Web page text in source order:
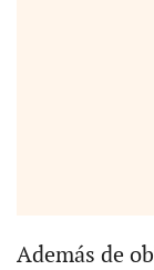
Además de